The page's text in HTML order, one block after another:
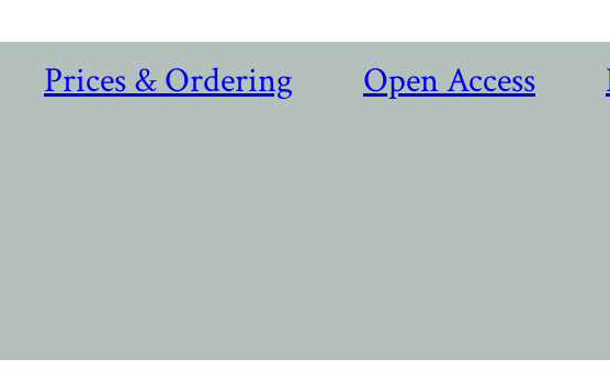
Prices & Ordering Open Access